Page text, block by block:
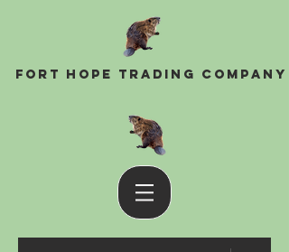
Fort Hope Trading Company